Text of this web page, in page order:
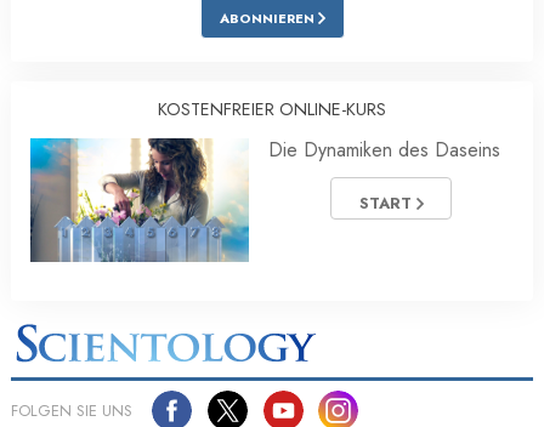
ABONNIEREN
KOSTENFREIER ONLINE-KURS
Die Dynamiken des Daseins
START
FOLGEN SIE UNS